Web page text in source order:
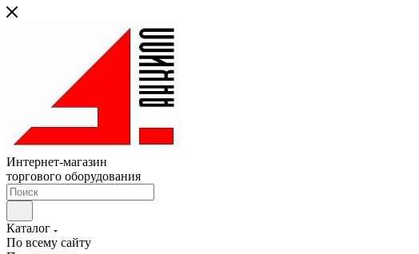
Интернет-магазин
торгового оборудования
Каталог
По всему сайту